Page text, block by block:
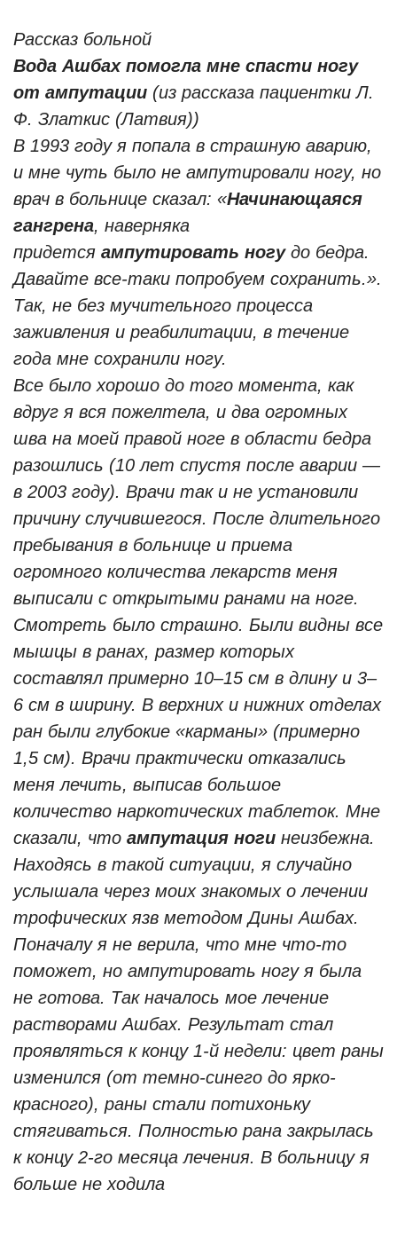
Рассказ больной
Вода Ашбах помогла мне спасти ногу
от ампутации (из рассказа пациентки Л.
Ф. Златкиc (Латвия))
В 1993 году я попала в страшную аварию,
и мне чуть было не ампутировали ногу, но
врач в больнице сказал: «Начинающаяся
гангрена, наверняка
придется ампутировать ногудо бедра.
Давайте все-таки попробуем сохранить.».
Так, не без мучительного процесса
заживления и реабилитации, в течение
года мне сохранили ногу.
Все было хорошо до того момента, как
вдруг я вся пожелтела, и два огромных
шва на моей правой ноге в области бедра
разошлись (10 лет спустя после аварии —
в 2003 году). Врачи так и не установили
причину случившегося. После длительного
пребывания в больнице и приема
огромного количества лекарств меня
выписали с открытыми ранами на ноге.
Смотреть было страшно. Были видны все
мышцы в ранах, размер которых
составлял примерно 10–15 см в длину и 3–
6 см в ширину. В верхних и нижних отделах
ран были глубокие «карманы» (примерно
1,5 см). Врачи практически отказались
меня лечить, выписав большое
количество наркотических таблеток. Мне
сказали, что ампутация ноги неизбежна.
Находясь в такой ситуации, я случайно
услышала через моих знакомых о лечении
трофических язв методом Дины Ашбах.
Поначалу я не верила, что мне что-то
поможет, но ампутировать ногу я была
не готова. Так началось мое лечение
растворами Ашбах. Результат стал
проявляться к концу 1-й недели: цвет раны
изменился (от темно-синего до ярко-
красного), раны стали потихоньку
стягиваться. Полностью рана закрылась
к концу 2-го месяца лечения. В больницу я
больше не ходила